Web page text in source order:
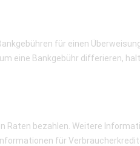
für einen
eine Bankgebühr differieren,
Raten bezahlen. Weitere
für